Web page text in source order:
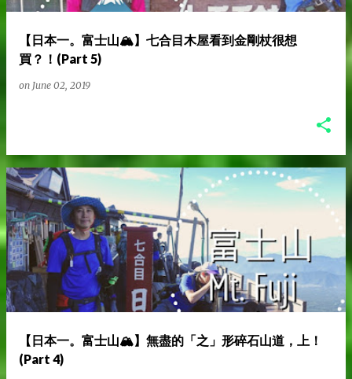
【日本一。富士山🏔️】七合目木屋看到金剛杖很想
買？！(Part 5)
on June 02, 2019
【日本一。富士山🏔️】無盡的「之」形碎石山道，上！
(Part 4)